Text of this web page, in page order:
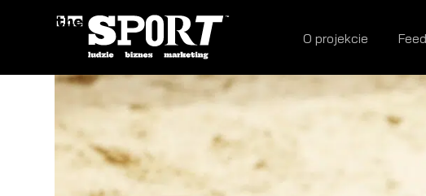
O projekcie Feed